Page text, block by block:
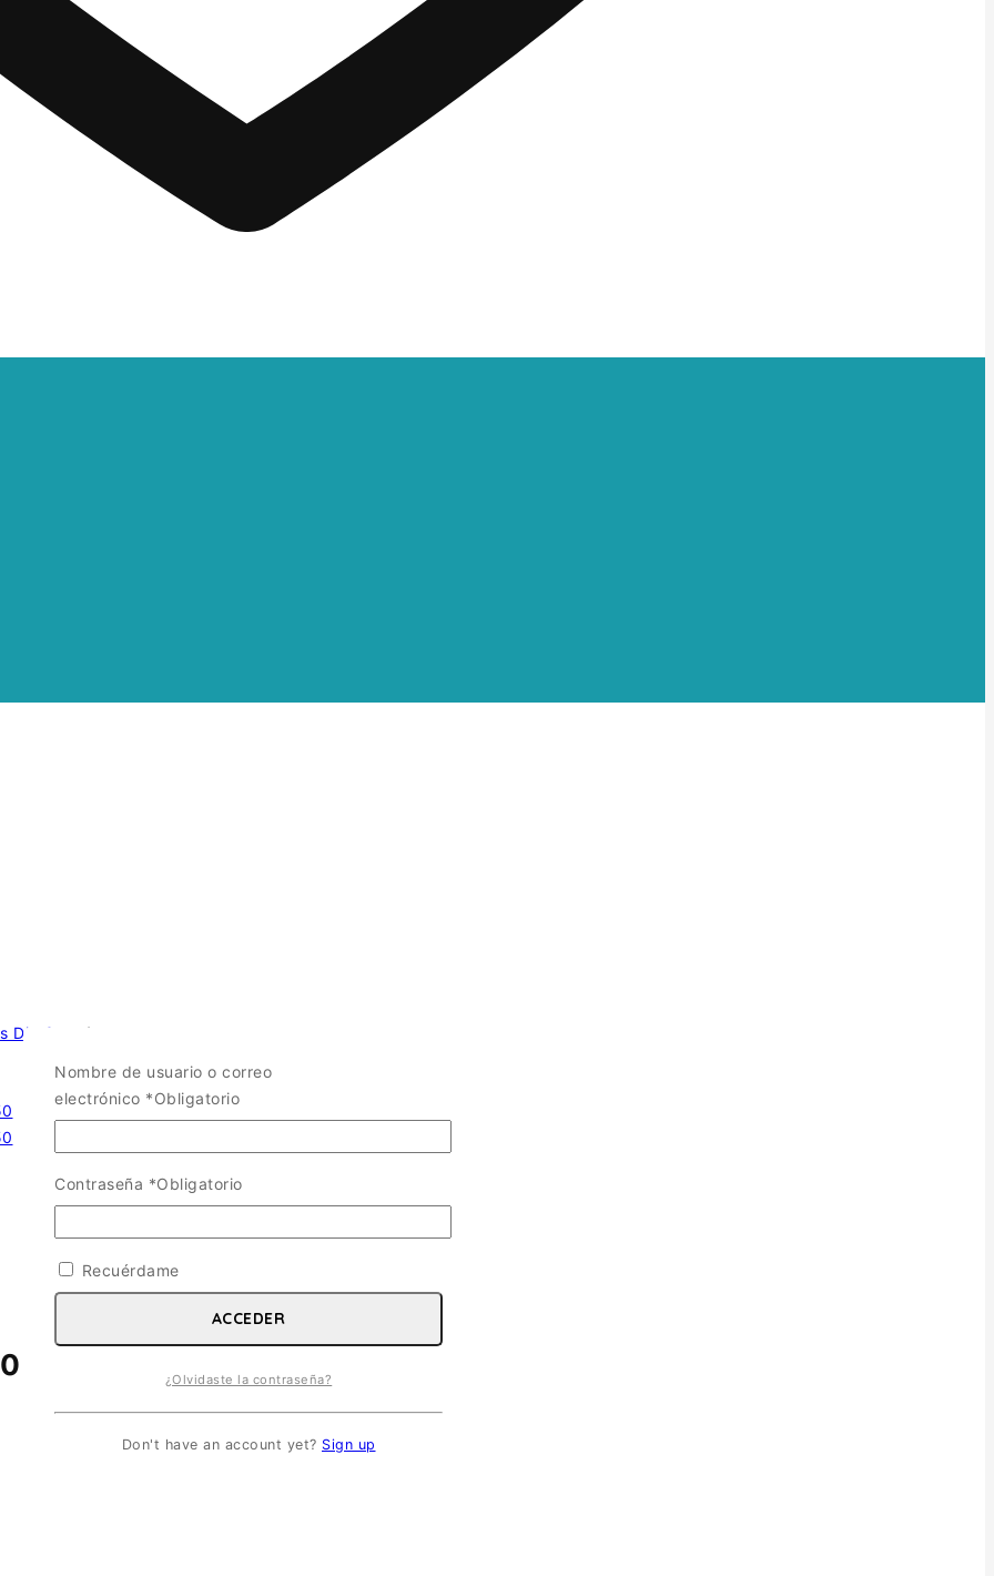
Die Cast /
ESC. 1/350
Nombre de usuario o correo
electrónico *Obligatorio
Contraseña *Obligatorio
Recuérdame
ACCEDER
¿Olvidaste la contraseña?
Don't have an account yet? Sign up